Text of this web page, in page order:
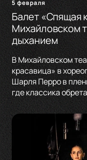
5 февраля
Балет «Спящая
Михайловском
дыханием
В Михайловском
красавица» в
Шарля Перро в
где классика